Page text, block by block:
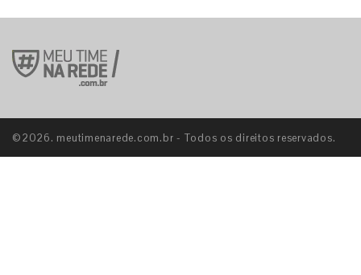
©2026. meutimenarede.com.br - Todos os direitos reservados.